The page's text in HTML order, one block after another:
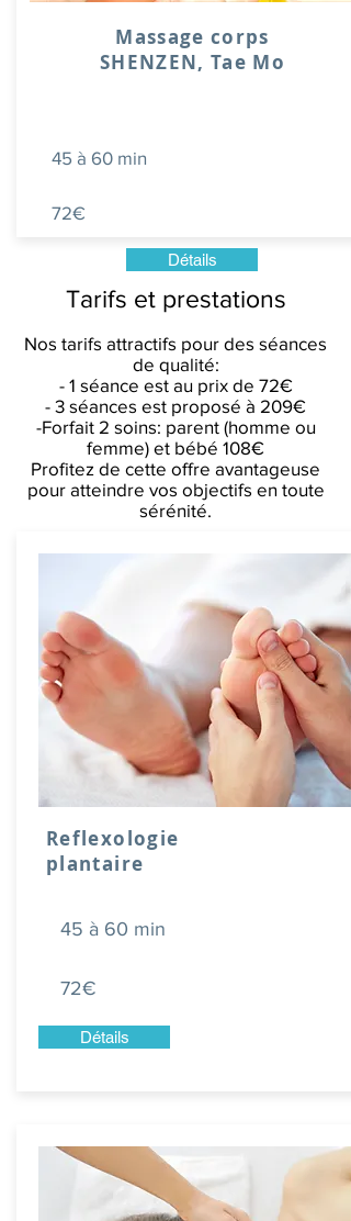
Massage corps
SHENZEN, Tae Mo
45 à 60 min
72€
Détails
Tarifs et prestations
Nos tarifs attractifs pour des séances
de qualité:
- 1 séance est au prix de 72€
- 3 séances est proposé à 209€
-Forfait 2 soins: parent (homme ou
femme) et bébé 108€
Profitez de cette offre avantageuse
pour atteindre vos objectifs en toute
sérénité.
Reflexologie
plantaire
45 à 60 min
72€
Détails